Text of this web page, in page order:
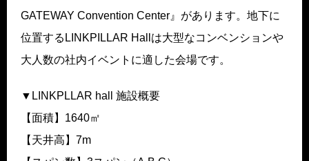
GATEWAY Convention Center』があります。地下に
位置するLINKPILLAR Hallは大型なコンベンションや
大人数の社内イベントに適した会場です。
▼LINKPLLAR hall 施設概要
【面積】1640㎡
【天井高】7m